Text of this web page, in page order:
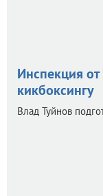
Инспекция
кикбоксингу
Влад Туйнов